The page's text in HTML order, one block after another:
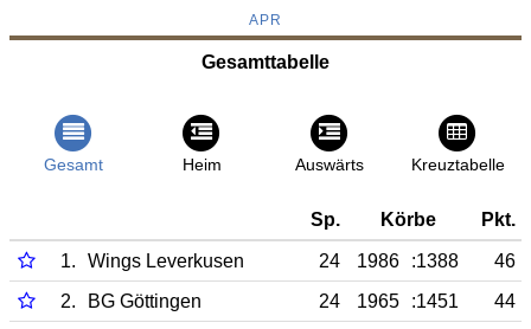
APR
Gesamttabelle
Gesamt Heim Auswärts Kreuztabelle
Sp. Körbe Pkt.
1. Wings Leverkusen 24 1986 :1388
46
2.
BG Göttingen 24 1965 :1451
44